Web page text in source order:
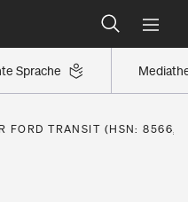
Sprache
finden
eingestuft
finden
FORD TRANSIT (HSN: 8566,